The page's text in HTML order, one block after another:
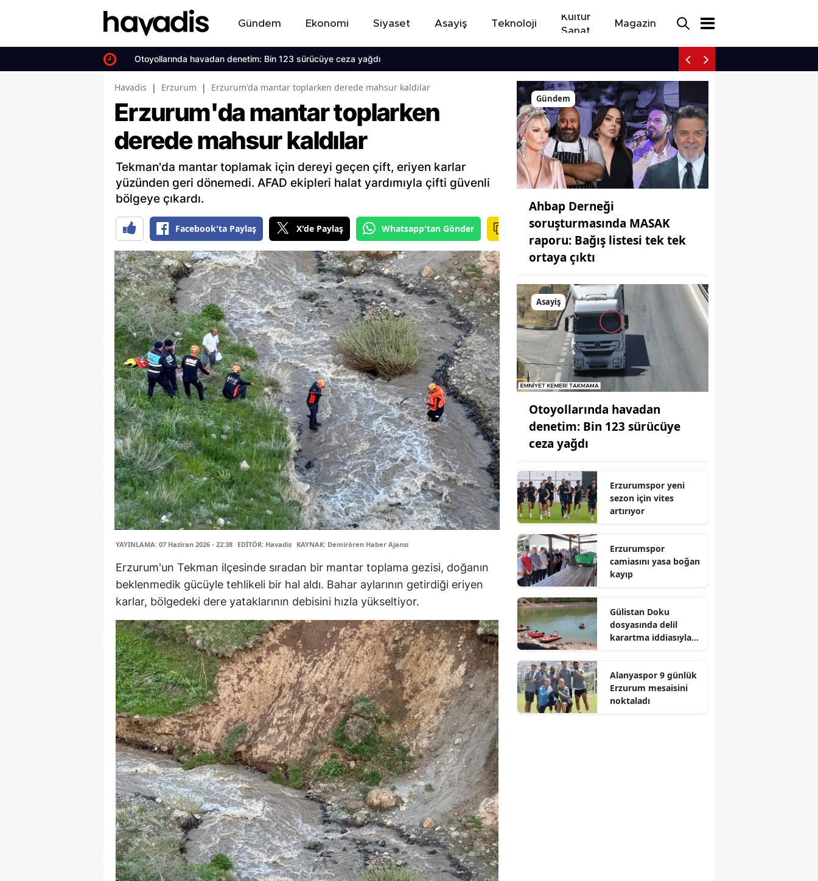
Gündem Ekonomi Siyaset Asayiş Teknoloji
Kültür
Sanat
Magazin
Otoyollarında havadan denetim: Bin 123 sürücüye ceza yağdı
Havadis | Erzurum | Erzurum'da mantar toplarken derede mahsur kaldılar
Erzurum'da mantar toplarken
derede mahsur kaldılar
Tekman'da mantar toplamak için dereyi geçen çift, eriyen karlar
yüzünden geri dönemedi. AFAD ekipleri halat yardımıyla çifti güvenli
bölgeye çıkardı.
Facebook'ta Paylaş X'de Paylaş Whatsapp'tan Gönder
YAYINLAMA: 07 Haziran 2026 - 22:38 EDİTÖR: Havadis KAYNAK: Demirören Haber Ajansı
Erzurum'un Tekman ilçesinde sıradan bir mantar toplama gezisi, doğanın
beklenmedik gücüyle tehlikeli bir hal aldı. Bahar aylarının getirdiği eriyen
karlar, bölgedeki dere yataklarının debisini hızla yükseltiyor.
Gündem
Ahbap Derneği
soruşturmasında MASAK
raporu: Bağış listesi tek tek
ortaya çıktı
Asayiş
Otoyollarında havadan
denetim: Bin 123 sürücüye
ceza yağdı
Erzurumspor yeni
sezon için vites
artırıyor
Erzurumspor
camiasını yasa boğan
kayıp
Gülistan Doku
dosyasında delil
karartma iddiasıyla
Alanyaspor 9 günlük
Erzurum mesaisini
noktaladı